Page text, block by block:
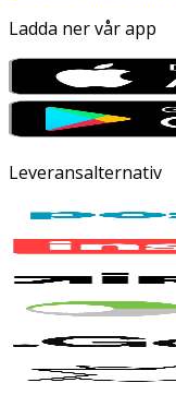
Ladda ner vår app
Leveransalternativ